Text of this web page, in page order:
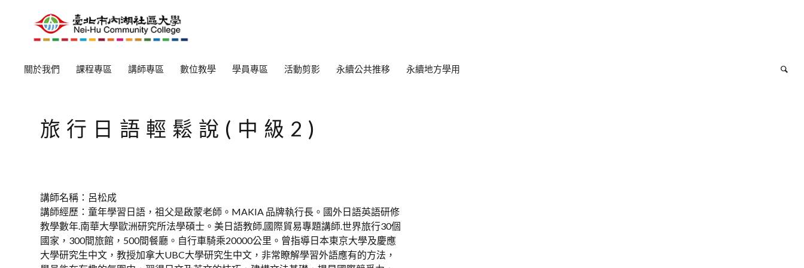
關於我們 課程專區 講師專區 數位教學 學員專區 活動剪影 永續公共推移 永續地方學用
旅行日語輕鬆說(中級2)
講師名稱：呂松成
講師經歷：童年學習日語，祖父是啟蒙老師。MAKIA 品牌執行長。國外日語英語研修
教學數年.南華大學歐洲研究所法學碩士。美日語教師,國際貿易專題講師.世界旅行30個
國家，300間旅館，500間餐廳。自行車騎乘20000公里。曾指導日本東京大學及慶應
大學研究生中文，教授加拿大UBC大學研究生中文，非常瞭解學習外語應有的方法，